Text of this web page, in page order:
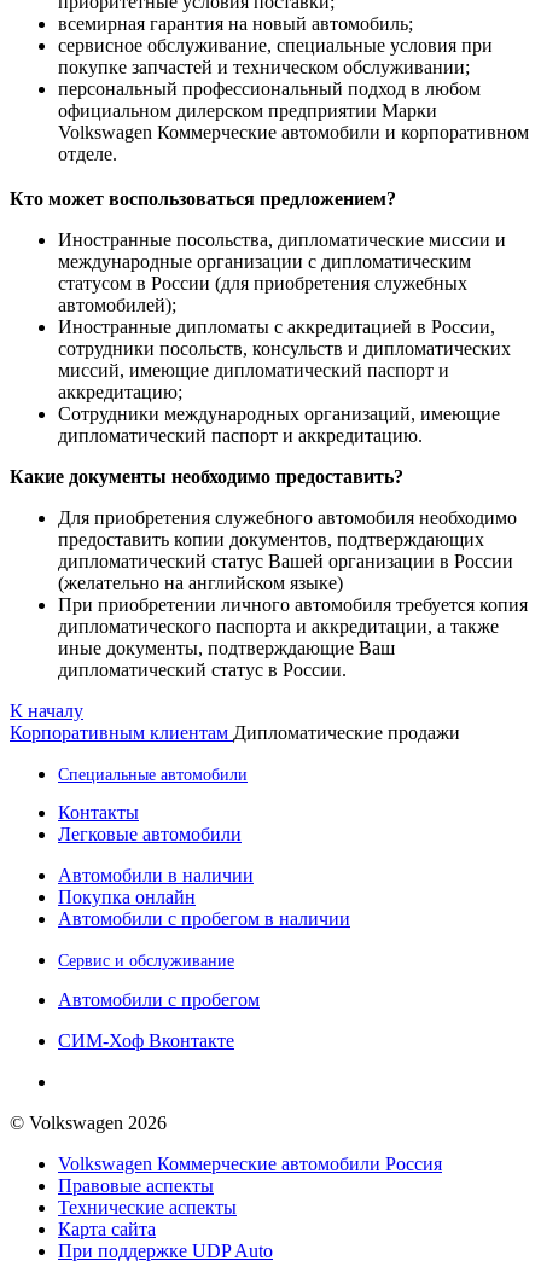
всемирная гарантия на новый автомобиль;
сервисное обслуживание, специальные условия при
покупке запчастей и техническом обслуживании;
персональный профессиональный подход в любом
официальном дилерском предприятии Марки
Volkswagen Коммерческие автомобили и корпоративном
отделе.
Кто может воспользоваться предложением?
Иностранные посольства, дипломатические миссии и
международные организации с дипломатическим
статусом в России (для приобретения служебных
автомобилей);
Иностранные дипломаты с аккредитацией в России,
сотрудники посольств, консульств и дипломатических
миссий, имеющие дипломатический паспорт и
аккредитацию;
Сотрудники международных организаций, имеющие
дипломатический паспорт и аккредитацию.
Какие документы необходимо предоставить?
Для приобретения служебного автомобиля необходимо
предоставить копии документов, подтверждающих
дипломатический статус Вашей организации в России
(желательно на английском языке)
При приобретении личного автомобиля требуется копия
дипломатического паспорта и аккредитации, а также
иные документы, подтверждающие Ваш
дипломатический статус в России.
К началу
Корпоративным клиентам Дипломатические продажи
Специальные автомобили
Контакты
Легковые автомобили
Автомобили в наличии
Покупка онлайн
Автомобили с пробегом в наличии
Сервис и обслуживание
Автомобили с пробегом
СИМ-Хоф Вконтакте
© Volkswagen 2026
Volkswagen Коммерческие автомобили Россия
Правовые аспекты
Технические аспекты
Карта сайта
При поддержке UDP Auto